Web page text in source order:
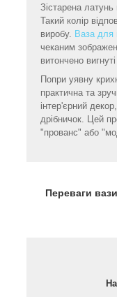
Зістарена латунь
Такий колір
виробу. Ваза для
чеканим
витончено
Попри уявну
практична та
інтер'єрний
дрібничок. Цей
"прованс" або
Переваги